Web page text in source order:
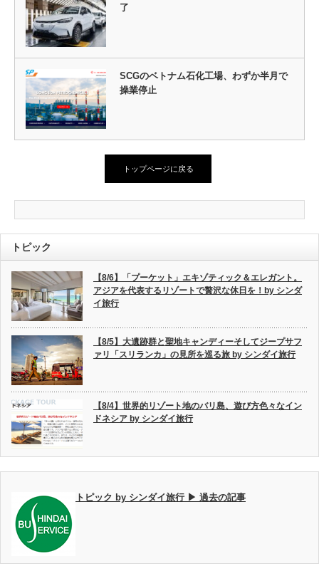
了
SCGのベトナム石化工場、わずか半月で
操業停止
トップページに戻る
トピック
【8/6】「プーケット」エキゾティック＆エレガント。
アジアを代表するリゾートで贅沢な休日を！by シンダ
イ旅行
【8/5】大遺跡群と聖地キャンディーそしてジープサフ
ァリ「スリランカ」の見所を巡る旅 by シンダイ旅行
【8/4】世界的リゾート地のバリ島、遊び方色々なイン
ドネシア by シンダイ旅行
トピック by シンダイ旅行 ▶ 過去の記事